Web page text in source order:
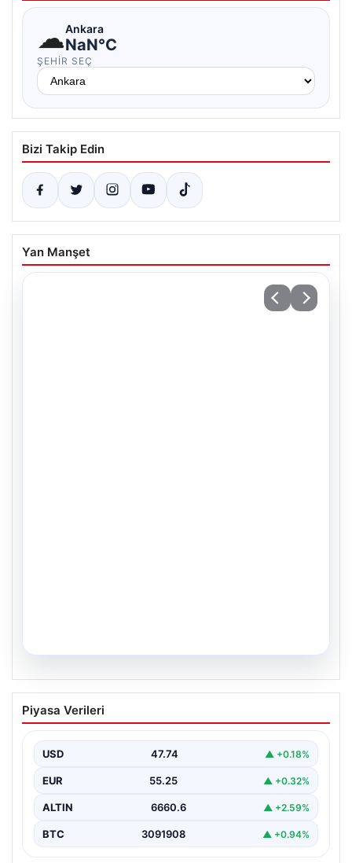
☁Ankara
NaN°C
ŞEHIR SEÇ
Bizi Takip Edin
Yan Manşet
04.08.2026
Açık Hava Yaşam alanlarında Konfor ve
bahçe mutfağı Tasarımları
değerli alanlarından bir tanesi gelmiştir. Yeşille iç…
Piyasa Verileri
USD 47.74 ▲ +0.18%
EUR 55.25 ▲ +0.32%
ALTIN 6660.6 ▲ +2.59%
BTC 3091908 ▲ +0.94%